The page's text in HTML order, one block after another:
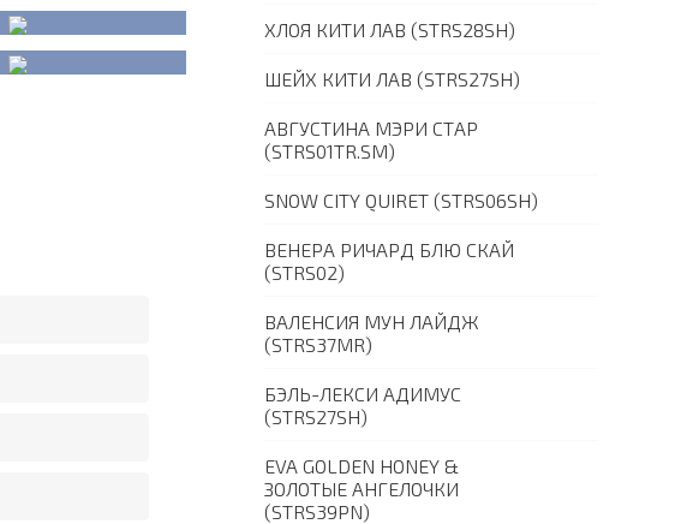
ХЛОЯ КИТИ ЛАВ (STRS28SH)
ШЕЙХ КИТИ ЛАВ (STRS27SH)
АВГУСТИНА МЭРИ СТАР
(STRS01TR.SM)
SNOW CITY QUIRET (STRS06SH)
ВЕНЕРА РИЧАРД БЛЮ СКАЙ
(STRS02)
ВАЛЕНСИЯ МУН ЛАЙДЖ
(STRS37MR)
БЭЛЬ-ЛЕКСИ АДИМУС
(STRS27SH)
EVA GOLDEN HONEY &
ЗОЛОТЫЕ АНГЕЛОЧКИ
(STRS39PN)